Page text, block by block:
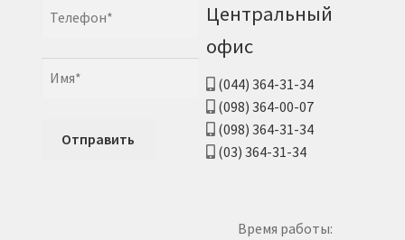
Центральный
офис
(044) 364-31-34
(098) 364-00-07
(098) 364-31-34
(03) 364-31-34
Время работы: